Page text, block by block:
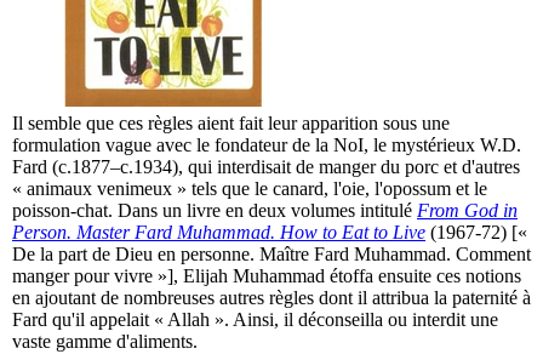
Il semble que ces règles aient fait leur apparition sous une
formulation vague avec le fondateur de la NoI, le mystérieux W.D.
Fard (c.1877–c.1934), qui interdisait de manger du porc et d'autres
« animaux venimeux » tels que le canard, l'oie, l'opossum et le
poisson-chat. Dans un livre en deux volumes intitulé From God in
Person. Master Fard Muhammad. How to Eat to Live (1967-72) [«
De la part de Dieu en personne. Maître Fard Muhammad. Comment
manger pour vivre »], Elijah Muhammad étoffa ensuite ces notions
en ajoutant de nombreuses autres règles dont il attribua la paternité à
Fard qu'il appelait « Allah ». Ainsi, il déconseilla ou interdit une
vaste gamme d'aliments.